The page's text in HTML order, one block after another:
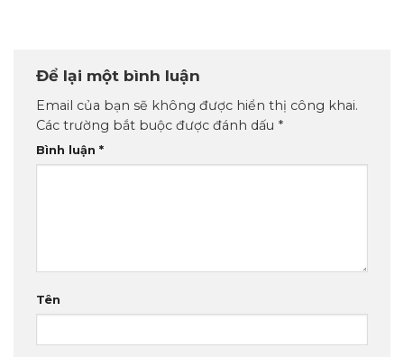
Để lại một bình luận
Email của bạn sẽ không được hiển thị công khai.
Các trường bắt buộc được đánh dấu *
Bình luận *
Tên